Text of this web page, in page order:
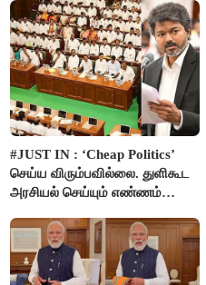
#JUST IN : ‘Cheap Politics’
செய்ய விரும்பவில்லை. துளிகூட
அரசியல் செய்யும் எண்ணம்
விஜய் பதில்!